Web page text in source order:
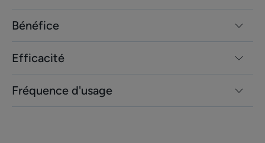
Bénéfice
Efficacité
Fréquence d'usage